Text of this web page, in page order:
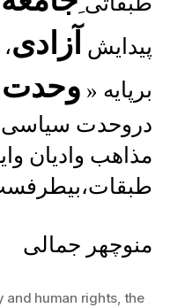
پیدایش آزادی
برپایه «
دروحدت
مذاهب وادیان
منوچهر جمالی
and human rights, the